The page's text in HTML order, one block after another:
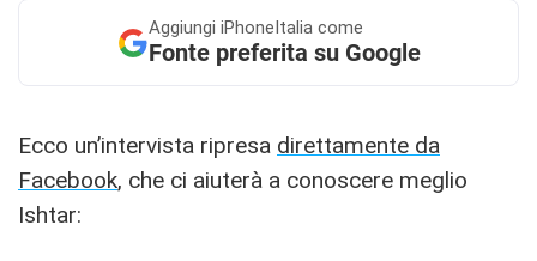
Aggiungi iPhoneItalia come
Fonte preferita su Google
Ecco un’intervista ripresa direttamente da
Facebook, che ci aiuterà a conoscere meglio
Ishtar: